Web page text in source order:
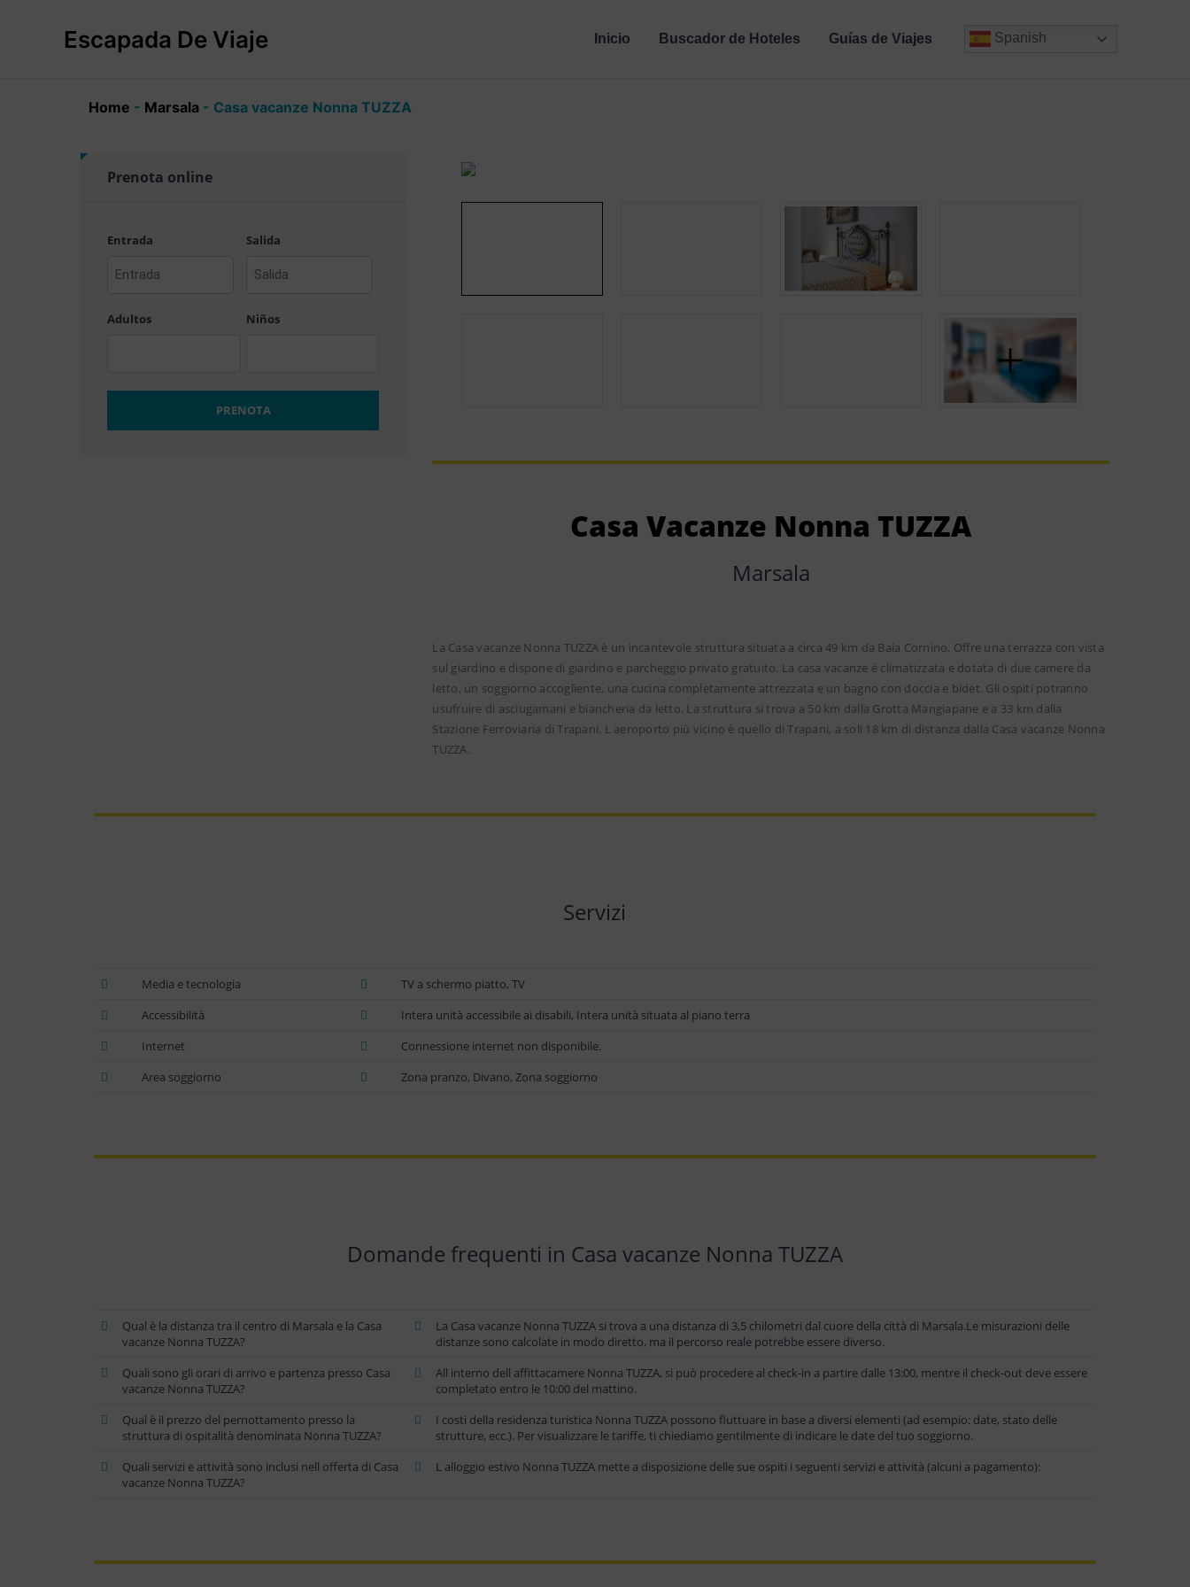
Escapada De Viaje Inicio Buscador de Hoteles Guías de Viajes Spanish
Home - Marsala - Casa vacanze Nonna TUZZA
Prenota online
Entrada Salida
Adultos Niños
PRENOTA
Casa Vacanze Nonna TUZZA
Marsala
La Casa vacanze Nonna TUZZA è un incantevole struttura situata a circa 49 km da Baia Cornino. Offre una terrazza con vista
sul giardino e dispone di giardino e parcheggio privato gratuito. La casa vacanze è climatizzata e dotata di due camere da
letto, un soggiorno accogliente, una cucina completamente attrezzata e un bagno con doccia e bidet. Gli ospiti potranno
usufruire di asciugamani e biancheria da letto. La struttura si trova a 50 km dalla Grotta Mangiapane e a 33 km dalla
Stazione Ferroviaria di Trapani. L aeroporto più vicino è quello di Trapani, a soli 18 km di distanza dalla Casa vacanze Nonna
TUZZA.
Servizi
Media e tecnologia
TV a schermo piatto, TV
Accessibilità
Intera unità accessibile ai disabili, Intera unità situata al piano terra
Internet
Connessione internet non disponibile.
Area soggiorno
Zona pranzo, Divano, Zona soggiorno
Domande frequenti in Casa vacanze Nonna TUZZA
Qual è la distanza tra il centro di Marsala e la Casa
vacanze Nonna TUZZA?
La Casa vacanze Nonna TUZZA si trova a una distanza di 3,5 chilometri dal cuore della città di Marsala.Le misurazioni delle
distanze sono calcolate in modo diretto, ma il percorso reale potrebbe essere diverso.
Quali sono gli orari di arrivo e partenza presso Casa
vacanze Nonna TUZZA?
All interno dell affittacamere Nonna TUZZA, si può procedere al check-in a partire dalle 13:00, mentre il check-out deve essere
completato entro le 10:00 del mattino.
Qual è il prezzo del pernottamento presso la
struttura di ospitalità denominata Nonna TUZZA?
I costi della residenza turistica Nonna TUZZA possono fluttuare in base a diversi elementi (ad esempio: date, stato delle
strutture, ecc.). Per visualizzare le tariffe, ti chiediamo gentilmente di indicare le date del tuo soggiorno.
Quali servizi e attività sono inclusi nell offerta di Casa
vacanze Nonna TUZZA?
L alloggio estivo Nonna TUZZA mette a disposizione delle sue ospiti i seguenti servizi e attività (alcuni a pagamento):